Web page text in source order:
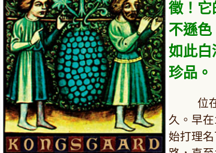
徵！它
不遜色
如此白
珍品。
位
久。早
始打理